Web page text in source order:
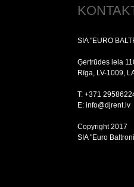
SIA "EURO
Ģertrūdes iela
Rīga, LV-1009,
T: +371
E: info@djrent.lv
Copyright 2017
SIA "Euro